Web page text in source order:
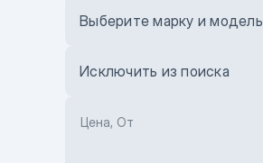
Выберите марку и модель
Исключить из поиска
Цена, От